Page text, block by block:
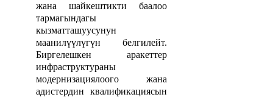
жана шайкештикти баалоо
тармагындагы
кызматташуусунун
маанилүүлүгүн белгилейт.
Биргелешкен аракеттер
инфраструктураны
модернизациялоого жана
адистердин квалификациясын